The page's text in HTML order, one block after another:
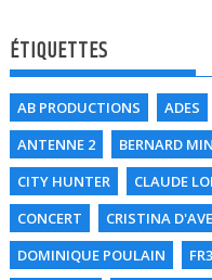
ÉTIQUETTES
AB PRODUCTIONS ADES
ANTENNE 2
BERNARD
CITY HUNTER
CLAUDE
CONCERT
CRISTINA
DOMINIQUE POULAIN
FR3